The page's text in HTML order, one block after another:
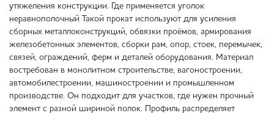
утяжеления конструкции. Где применяется уголок
неравнополочный Такой прокат используют для усиления
сборных металлоконструкций, обвязки проёмов, армирования
железобетонных элементов, сборки рам, опор, стоек, перемычек,
связей, ограждений, ферм и деталей оборудования. Материал
востребован в монолитном строительстве, вагоностроении,
автомобилестроении, машиностроении и промышленном
производстве. Он подходит для участков, где нужен прочный
элемент с разной шириной полок. Профиль распределяет